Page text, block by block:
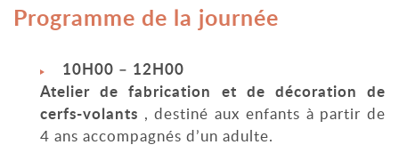
Programme de la journée
10H00 – 12H00
Atelier de fabrication et de décoration de
cerfs-volants , destiné aux enfants à partir de
4 ans accompagnés d’un adulte.